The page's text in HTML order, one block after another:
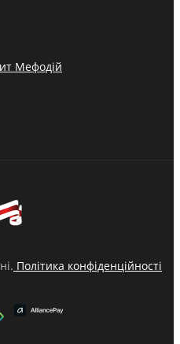
Мефодій
Політика конфіденційності